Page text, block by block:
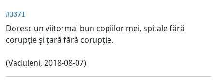
#3371
Doresc un viitormai bun copiilor mei, spitale fără
corupție și țară fără corupție.
(Vaduleni, 2018-08-07)